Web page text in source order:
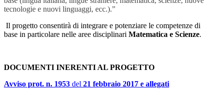
tecnologie e nuovi linguaggi, ecc.).”
Il progetto consentirà di integrare e potenziare le competenze di
base in particolare nelle aree disciplinari Matematica e Scienze.
DOCUMENTI INERENTI AL PROGETTO
Avviso prot. n. 1953 del 21 febbraio 2017 e allegati